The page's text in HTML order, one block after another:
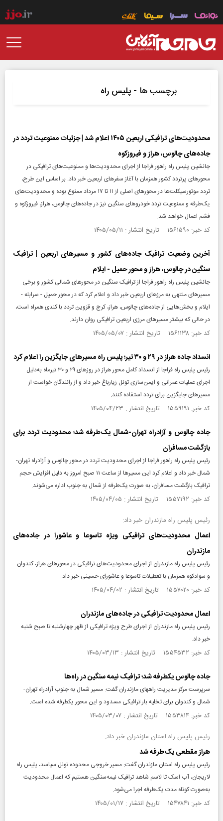
برچسب ها - پلیس راه
محدودیت‌های ترافیکی اربعین ۱۴۰۵ اعلام شد | جزئیات ممنوعیت تردد در
جاده‌های چالوس، هراز و فیروزکوه
جانشین پلیس راه راهور فراجا از اجرای محدودیت‌ها و ممنوعیت‌های ترافیکی در
محورهای پرتردد کشور همزمان با آغاز سفرهای اربعین خبر داد. بر اساس این طرح،
تردد موتورسیکلت‌ها در محورهای اصلی از ۱۱ تا ۱۷ مرداد ممنوع بوده و محدودیت‌های
یک‌طرفه و ممنوعیت تردد خودروهای سنگین نیز در جاده‌های چالوس، هراز، فیروزکوه و
فشم اعمال خواهد شد.
کد خبر: ۱۵۶۱۵۹۰ تاریخ انتشار : ۱۴۰۵/۰۵/۱۱
آخرین وضعیت ترافیک جاده‌های کشور و مسیرهای اربعین | ترافیک
سنگین در چالوس، هراز و محور حمیل - ایلام
جانشین پلیس راه راهور فراجا از ترافیک سنگین در محورهای شمالی کشور و برخی
مسیرهای منتهی به مرزهای اربعین خبر داد و اعلام کرد که در محور حمیل - سرابله -
ایلام و بخش‌هایی از جاده‌های چالوس، هراز، کرج و قزوین تردد با کندی همراه است،
در حالی که بیشتر مسیرهای مرزی اربعین ترافیکی روان دارند.
کد خبر: ۱۵۶۱۱۳۸ تاریخ انتشار : ۱۴۰۵/۰۵/۰۷
انسداد جاده هراز در ۲۹ و ۳۰ تیر؛ پلیس راه مسیرهای جایگزین را اعلام کرد
رئیس پلیس راه فراجا از انسداد کامل محور هراز در روزهای ۲۹ و ۳۰ تیرماه به‌دلیل
اجرای عملیات عمرانی و ایمن‌سازی تونل زیارباغ خبر داد و از رانندگان خواست از
مسیرهای جایگزین برای تردد استفاده کنند.
کد خبر: ۱۵۵۹۱۹۱ تاریخ انتشار : ۱۴۰۵/۰۴/۲۳
جاده چالوس و آزادراه تهران-شمال یک‌طرفه شد؛ محدودیت تردد برای
بازگشت مسافران
رئیس پلیس راه راهور فراجا از اجرای محدودیت تردد در محور چالوس و آزادراه تهران-
شمال خبر داد و اعلام کرد این مسیرها از ساعت ۱۱ صبح امروز به دلیل افزایش حجم
ترافیک بازگشت مسافران، به صورت یک‌طرفه از شمال به جنوب اداره می‌شوند.
کد خبر: ۱۵۵۷۱۹۲ تاریخ انتشار : ۱۴۰۵/۰۴/۰۵
رئیس پلیس راه مازندران خبر داد:
اعمال محدودیت‌های ترافیکی ویژه تاسوعا و عاشورا در جاده‌های
مازندران
رئیس پلیس راه مازندران از اجرای محدودیت‌های ترافیکی در محورهای هراز، کندوان
و سوادکوه همزمان با تعطیلات تاسوعا و عاشورای حسینی خبر داد.
کد خبر: ۱۵۵۷۰۲۰ تاریخ انتشار : ۱۴۰۵/۰۴/۰۲
اعمال محدودیت ترافیکی در جاده‌های مازندران
رئیس پلیس راه مازندران از اجرای طرح ویژه ترافیکی از ظهر چهارشنبه تا صبح شنبه
خبر داد.
کد خبر: ۱۵۵۴۵۳۲ تاریخ انتشار : ۱۴۰۵/۰۳/۱۳
جاده چالوس یکطرفه شد؛ ترافیک نیمه سنگین در راه‌ها
سرپرست مرکز مدیریت راههای مازندران گفت: مسیر شمال به جنوب آزادراه تهران-
شمال و کندوان برای تخلیه بار ترافیکی مسدود و این محور یکطرفه شده است.
کد خبر: ۱۵۵۳۸۱۴ تاریخ انتشار : ۱۴۰۵/۰۳/۰۷
رئیس پلیس راه استان مازندران خبر داد:
هراز مقطعی یک‌طرفه شد
رئیس پلیس راه استان مازندران گفت: مسیر خروجی محدوده تونل سپاسد، پلیس راه
لاریجان، آب اسک تا لاسم شاهد ترافیک نیمه‌سنگین هستیم که اعمال محدودیت
به‌صورت کوتاه مدت یک‌طرفه اجرا می‌شود.
کد خبر: ۱۵۴۷۸۴۱ تاریخ انتشار : ۱۴۰۵/۰۱/۱۷